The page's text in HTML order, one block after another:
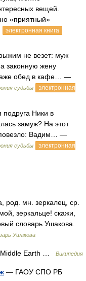
вещей.
«приятный»
электронная книга
не везет: муж
законную жену
обед в кафе… —
судьбы
электронная
подруга Ники в
замуж? На этот
Вадим… —
судьбы
электронная
мн. зеркалец, ср.
зеркальце! скажи,
словарь Ушакова.
Ушакова
Earth … Википедия
— ГАОУ СПО РБ